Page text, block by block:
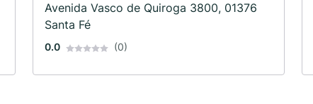
Avenida Vasco de Quiroga 3800, 01376
Santa Fé
0.0 (0)